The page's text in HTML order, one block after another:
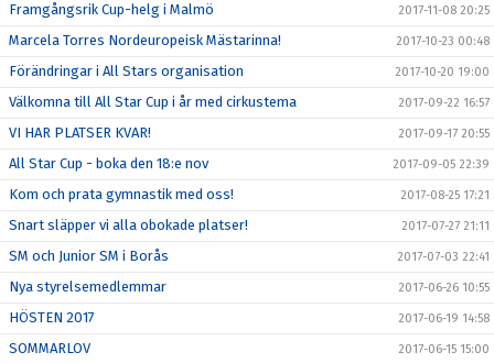
Framgångsrik Cup-helg i Malmö 2017-11-08 20:25
Marcela Torres Nordeuropeisk Mästarinna! 2017-10-23 00:48
Förändringar i All Stars organisation 2017-10-20 19:00
Välkomna till All Star Cup i år med cirkustema 2017-09-22 16:57
VI HAR PLATSER KVAR! 2017-09-17 20:55
All Star Cup - boka den 18:e nov 2017-09-05 22:39
Kom och prata gymnastik med oss! 2017-08-25 17:21
Snart släpper vi alla obokade platser! 2017-07-27 21:11
SM och Junior SM i Borås 2017-07-03 22:41
Nya styrelsemedlemmar 2017-06-26 10:55
HÖSTEN 2017 2017-06-19 14:58
SOMMARLOV 2017-06-15 15:00